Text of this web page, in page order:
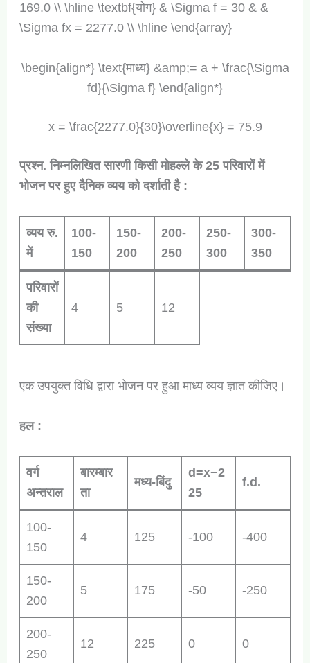
169.0 \\ \hline \textbf{योग} & \Sigma f = 30 & &
\Sigma fx = 2277.0 \\ \hline \end{array}
\begin{align*} \text{माध्य} &amp;= a + \frac{\Sigma
fd}{\Sigma f} \end{align*}
x = \frac{2277.0}{30}\overline{x} = 75.9
प्रश्न. निम्नलिखित सारणी किसी मोहल्ले के 25 परिवारों में
भोजन पर हुए दैनिक व्यय को दर्शाती है :
व्यय रु.
में
100-
150
150-
200
200-
250
250-
300
300-
350
परिवारों
की
संख्या
4 5 12
एक उपयुक्त विधि द्वारा भोजन पर हुआ माध्य व्यय ज्ञात कीजिए।
हल :
वर्ग
अन्तराल
बारम्बार
ता
मध्य-बिंदु
d=x−2
25
f.d.
100-
150
4 125 -100 -400
150-
200
5 175 -50 -250
200-
250
12 225 0 0